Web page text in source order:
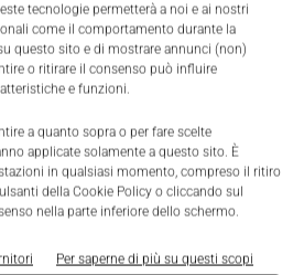
tecnologie permetterà a noi e ai nostri
come il comportamento durante la
questo sito e di mostrare annunci (non)
o ritirare il consenso può influire
e funzioni.
a quanto sopra o per fare scelte
applicate solamente a questo sito. È
in qualsiasi momento, compreso il ritiro
della Cookie Policy o cliccando sul
nella parte inferiore dello schermo.
Per saperne di più su questi scopi